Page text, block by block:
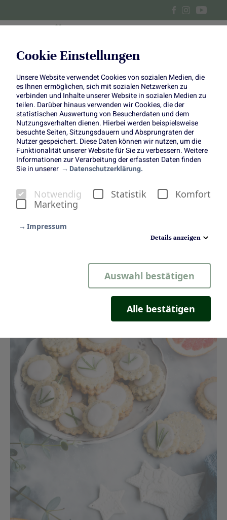
Cookie Einstellungen
Unsere Website verwendet Cookies von sozialen Medien, die
es Ihnen ermöglichen, sich mit sozialen Netzwerken zu
verbinden und Inhalte unserer Website in sozialen Medien zu
teilen. Darüber hinaus verwenden wir Cookies, die der
statistischen Auswertung von Besucherdaten und dem
Nutzungsverhalten dienen. Hierbei werden beispielsweise
besuchte Seiten, Sitzungsdauern und Absprungraten der
Nutzer gespeichert. Diese Daten können wir nutzen, um die
Funktionalität unserer Website für Sie zu verbessern. Weitere
Informationen zur Verarbeitung der erfassten Daten finden
Sie in unserer
Datenschutzerklärung.
Notwendig Statistik
Komfort
Marketing
Impressum
Details anzeigen
Auswahl bestätigen
Alle bestätigen
Mohnplätzchen mit
Grapefruit-Glasur
Grapefruit-Glasur
Backen im Advent